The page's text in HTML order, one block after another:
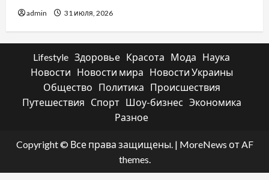
admin 31 июля, 2026
Lifestyle Здоровье Красота Мода
Наука
Новости
Новости мира
Новости Украины
Общество
Политика
Происшествия
Путешествия
Спорт Шоу-бизнес Экономика
Разное
Copyright © Все права защищены. | MoreNews от AF
themes.